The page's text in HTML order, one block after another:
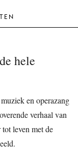
hele
en operazang
verhaal van
leven met de